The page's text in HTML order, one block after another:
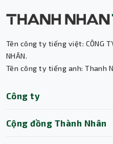
Tên công ty tiếng việt: CÔNG
NHÂN.
Tên công ty tiếng anh: Thanh
Công ty
Cộng đồng Thành Nhân
Trợ lý AI • Phản